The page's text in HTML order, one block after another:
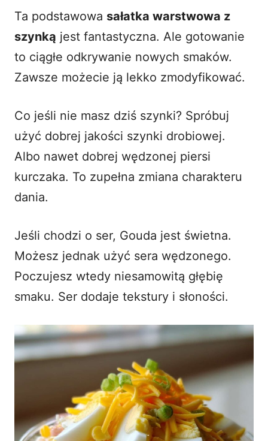
Ta podstawowa sałatka warstwowa z
szynką jest fantastyczna. Ale gotowanie
to ciągłe odkrywanie nowych smaków.
Zawsze możecie ją lekko zmodyfikować.
Co jeśli nie masz dziś szynki? Spróbuj
użyć dobrej jakości szynki drobiowej.
Albo nawet dobrej wędzonej piersi
kurczaka. To zupełna zmiana charakteru
dania.
Jeśli chodzi o ser, Gouda jest świetna.
Możesz jednak użyć sera wędzonego.
Poczujesz wtedy niesamowitą głębię
smaku. Ser dodaje tekstury i słoności.